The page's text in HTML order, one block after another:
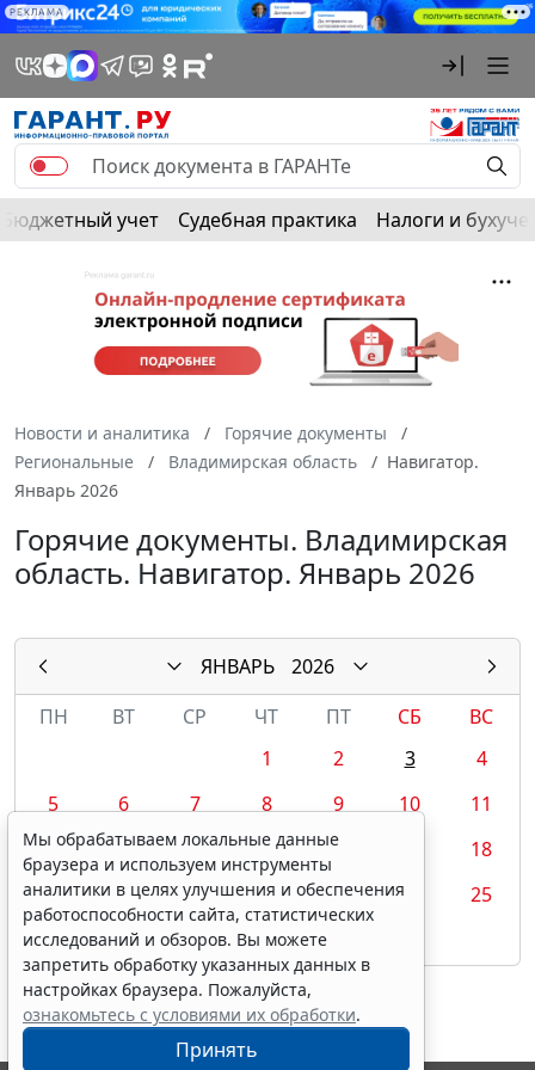
РЕКЛАМА
Бюджетный учет Судебная практика Налоги и
Новости и аналитика
Горячие документы
Региональные
Владимирская область
Навигатор.
Январь 2026
Горячие документы. Владимирская
область. Навигатор. Январь 2026
ЯНВАРЬ
2026
ПН
ВТ СР ЧТ ПТ СБ
ВС
1
2 3
4
5
6 7 8 9 10
11
12
13 14 15 16
18
19
20 21 22 23 24
25
26
27 28 29
Мы обрабатываем локальные данные
браузера и используем инструменты
аналитики в целях улучшения и обеспечения
работоспособности сайта, статистических
исследований и обзоров. Вы можете
запретить обработку указанных данных в
настройках браузера. Пожалуйста,
ознакомьтесь с условиями их обработки.
Принять